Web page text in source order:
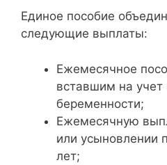
Единое пособие
следующие выплаты:
Ежемесячное
вставшим на учет
беременности;
Ежемесячную
или усыновлении
лет;